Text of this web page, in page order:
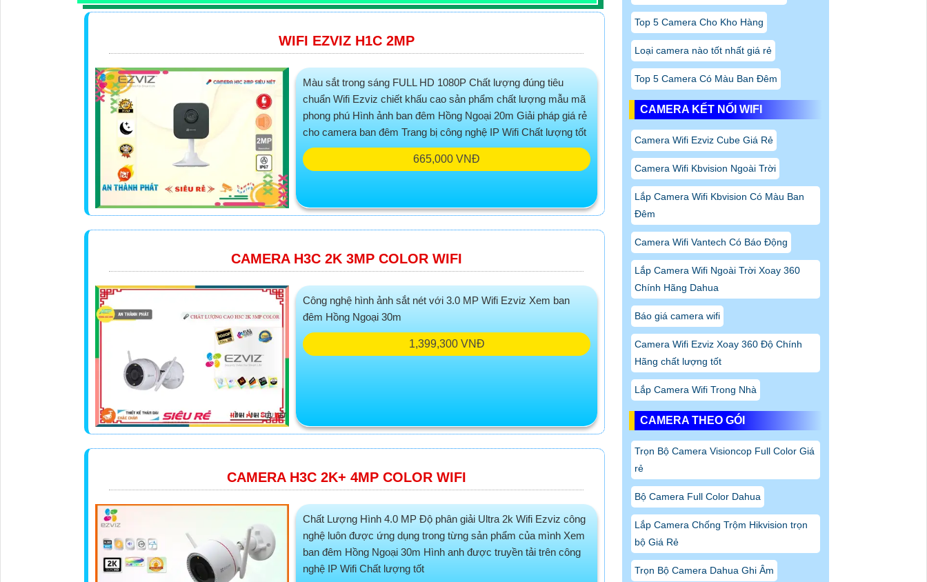
WIFI EZVIZ H1C 2MP
Màu sắt trong sáng FULL HD 1080P Chất lượng đúng tiêu
chuẩn Wifi Ezviz chiết khấu cao sản phẩm chất lượng mẫu mã
phong phú Hình ảnh ban đêm Hồng Ngoại 20m Giải pháp giá rẻ
cho camera ban đêm Trang bị công nghệ IP Wifi Chất lượng tốt
665,000 VNĐ
CAMERA H3C 2K 3MP COLOR WIFI
Công nghệ hình ảnh sắt nét với 3.0 MP Wifi Ezviz Xem ban
đêm Hồng Ngoại 30m
1,399,300 VNĐ
CAMERA H3C 2K+ 4MP COLOR WIFI
Chất Lượng Hình 4.0 MP Độ phân giải Ultra 2k Wifi Ezviz công
nghệ luôn được ứng dụng trong từng sản phẩm của mình Xem
ban đêm Hồng Ngoại 30m Hình anh được truyền tải trên công
nghệ IP Wifi Chất lượng tốt
Top 5 Camera Cho Kho Hàng
Loại camera nào tốt nhất giá rẻ
Top 5 Camera Có Màu Ban Đêm
CAMERA KẾT NỐI WIFI
Camera Wifi Ezviz Cube Giá Rẻ
Camera Wifi Kbvision Ngoài Trời
Lắp Camera Wifi Kbvision Có Màu Ban
Đêm
Camera Wifi Vantech Có Báo Động
Lắp Camera Wifi Ngoài Trời Xoay 360
Chính Hãng Dahua
Báo giá camera wifi
Camera Wifi Ezviz Xoay 360 Độ Chính
Hãng chất lượng tốt
Lắp Camera Wifi Trong Nhà
CAMERA THEO GÓI
Trọn Bộ Camera Visioncop Full Color Giá
rẻ
Bộ Camera Full Color Dahua
Lắp Camera Chống Trộm Hikvision trọn
bộ Giá Rẻ
Trọn Bộ Camera Dahua Ghi Âm